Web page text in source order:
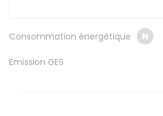
Consommation énergétique N
Emission GES